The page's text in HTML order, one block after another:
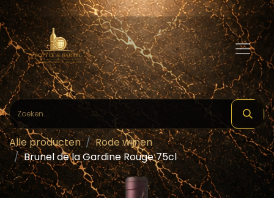
Alle producten
Rode wijnen
Brunel de la Gardine Rouge 75cl